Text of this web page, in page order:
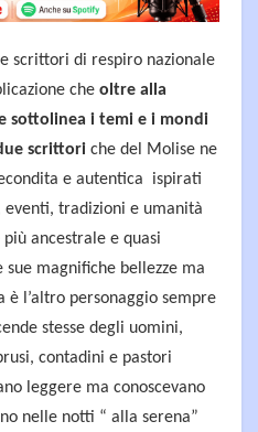
scrittori di respiro nazionale
che oltre alla
sottolinea i temi e i mondi
scrittori che del Molise ne
e autentica ispirati
tradizioni e umanità
ancestrale e quasi
magnifiche bellezze ma
è l’altro personaggio sempre
stesse degli uomini,
contadini e pastori
leggere ma conoscevano
nelle notti “ alla serena”